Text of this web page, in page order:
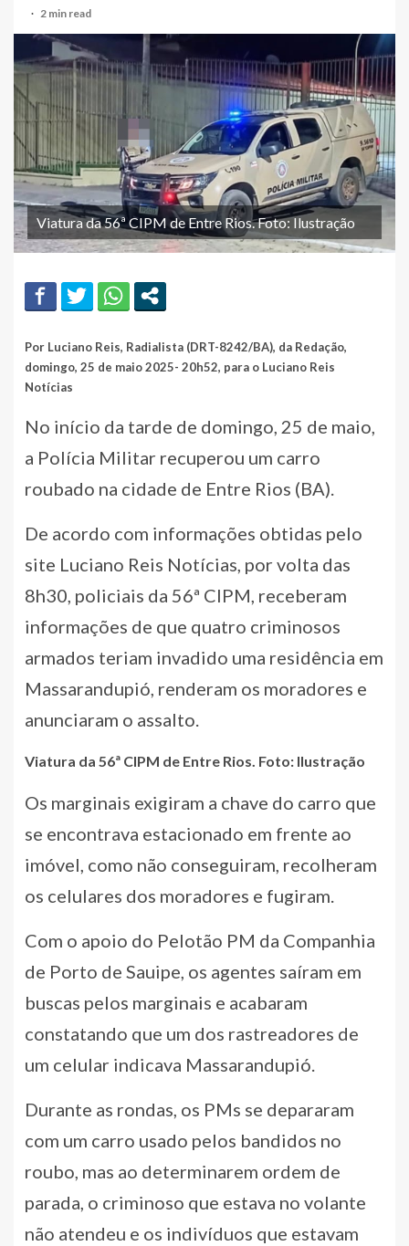
2 min read
Viatura da 56ª CIPM de Entre Rios. Foto: Ilustração
Por Luciano Reis, Radialista (DRT-8242/BA), da Redação,
domingo, 25 de maio 2025- 20h52, para o Luciano Reis
Notícias
No início da tarde de domingo, 25 de maio,
a Polícia Militar recuperou um carro
roubado na cidade de Entre Rios (BA).
De acordo com informações obtidas pelo
site Luciano Reis Notícias, por volta das
8h30, policiais da 56ª CIPM, receberam
informações de que quatro criminosos
armados teriam invadido uma residência em
Massarandupió, renderam os moradores e
anunciaram o assalto.
Viatura da 56ª CIPM de Entre Rios. Foto: Ilustração
Os marginais exigiram a chave do carro que
se encontrava estacionado em frente ao
imóvel, como não conseguiram, recolheram
os celulares dos moradores e fugiram.
Com o apoio do Pelotão PM da Companhia
de Porto de Sauipe, os agentes saíram em
buscas pelos marginais e acabaram
constatando que um dos rastreadores de
um celular indicava Massarandupió.
Durante as rondas, os PMs se depararam
com um carro usado pelos bandidos no
roubo, mas ao determinarem ordem de
parada, o criminoso que estava no volante
não atendeu e os indivíduos que estavam